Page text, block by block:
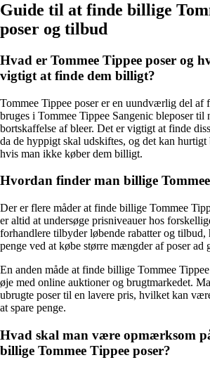
Guide til at finde billige
poser og tilbud
Hvad er Tommee Tippee poser og
vigtigt at finde dem billigt?
Tommee Tippee poser er en uundværlig del af
bruges i Tommee Tippee Sangenic bleposer til
bortskaffelse af bleer. Det er vigtigt at finde
da de hyppigt skal udskiftes, og det kan
hvis man ikke køber dem billigt.
Hvordan finder man billige
Der er flere måder at finde billige Tommee
er altid at undersøge prisniveauer hos
forhandlere tilbyder løbende rabatter og tilbud,
penge ved at købe større mængder af poser ad
En anden måde at finde billige Tommee
øje med online auktioner og brugtmarkedet.
ubrugte poser til en lavere pris, hvilket kan
at spare penge.
Hvad skal man være opmærksom
billige Tommee Tippee poser?